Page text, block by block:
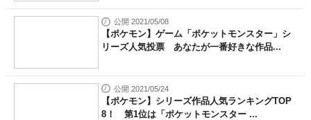
公開 2021/05/08
【ポケモン】ゲーム「ポケットモンスター」シ
リーズ人気投票 あなたが一番好きな作品...
公開 2021/05/24
【ポケモン】シリーズ作品人気ランキングTOP
8！ 第1位は「ポケットモンスター ...